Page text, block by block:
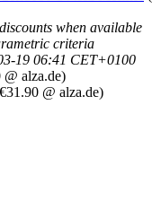
when available
criteria
19 06:41 CET+0100
@ alza.de)
@ alza.de)